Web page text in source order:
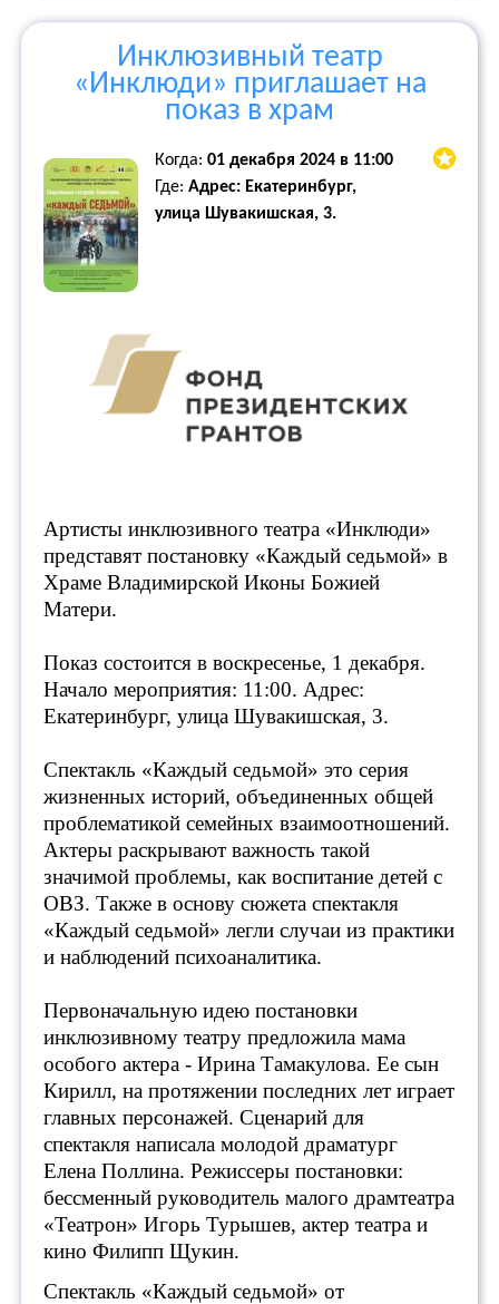
Инклюзивный театр
«Инклюди» приглашает на
показ в храм
Когда: 01 декабря 2024 в 11:00
Где: Адрес: Екатеринбург,
улица Шувакишская, 3.
Артисты инклюзивного театра «Инклюди»
представят постановку «Каждый седьмой» в
Храме Владимирской Иконы Божией
Матери.
Показ состоится в воскресенье, 1 декабря.
Начало мероприятия: 11:00. Адрес:
Екатеринбург, улица Шувакишская, 3.
Спектакль «Каждый седьмой» это серия
жизненных историй, объединенных общей
проблематикой семейных взаимоотношений.
Актеры раскрывают важность такой
значимой проблемы, как воспитание детей с
ОВЗ. Также в основу сюжета спектакля
«Каждый седьмой» легли случаи из практики
и наблюдений психоаналитика.
Первоначальную идею постановки
инклюзивному театру предложила мама
особого актера - Ирина Тамакулова. Ее сын
Кирилл, на протяжении последних лет играет
главных персонажей. Сценарий для
спектакля написала молодой драматург
Елена Поллина. Режиссеры постановки:
бессменный руководитель малого драмтеатра
«Театрон» Игорь Турышев, актер театра и
кино Филипп Щукин.
Спектакль «Каждый седьмой» от